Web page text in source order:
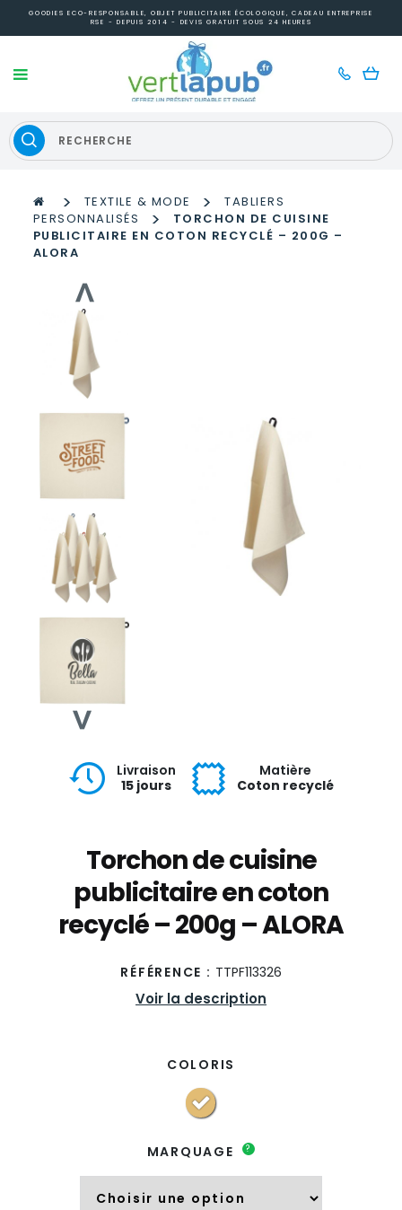
GOODIES ECO-RESPONSABLE, OBJET PUBLICITAIRE ÉCOLOGIQUE, CADEAU ENTREPRISE
RSE - DEPUIS 2014 - DEVIS GRATUIT SOUS 24 HEURES
> TEXTILE & MODE >
TABLIERS
PERSONNALISÉS
>
TORCHON DE CUISINE
PUBLICITAIRE EN COTON RECYCLÉ – 200G –
ALORA
Livraison
15 jours
Matière
Coton recyclé
Torchon de cuisine
publicitaire en coton
recyclé – 200g – ALORA
RÉFÉRENCE : TTPF113326
Voir la description
COLORIS
MARQUAGE ?